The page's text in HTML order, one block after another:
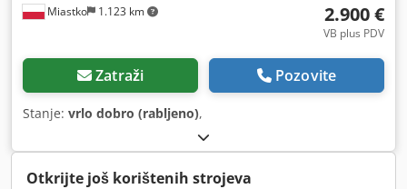
Miastko 1.123 km 2.900 €
VB plus PDV
Zatraži Pozovite
Stanje: vrlo dobro (rabljeno),
Otkrijte još korištenih strojeva